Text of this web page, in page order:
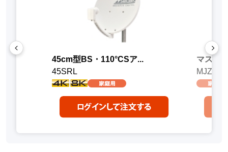
45cm型BS・110°CSア...
45SRL
マスト
MJZ32-